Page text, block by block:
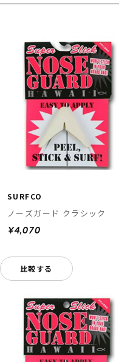
特集一覧
RIDE LIFE MAGAZINE一
スタッフスナップ
中古/アウトレット サー
中古/アウトレット スノ
ポイント・ク
SURFCO
ノーズガード クラシック
¥4,070
比較する